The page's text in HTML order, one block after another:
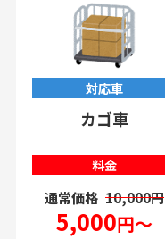
対応車
カゴ車
料金
通常価格 10,000円
5,000円～